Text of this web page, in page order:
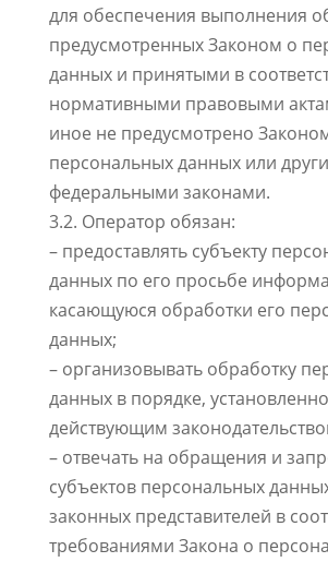
для обеспечения выполнения
предусмотренных Законом о
данных и принятыми в
нормативными правовыми
иное не предусмотрено
персональных данных или
федеральными законами.
3.2. Оператор обязан:
– предоставлять субъекту
данных по его просьбе
касающуюся обработки его
данных;
– организовывать обработку
данных в порядке,
действующим
– отвечать на обращения и
субъектов персональных
законных представителей в
требованиями Закона о